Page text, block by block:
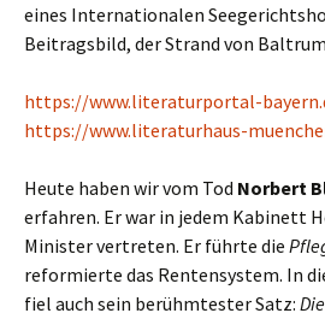
eines Internationalen
Beitragsbild, der Strand von
https://www.literaturportal-
https://www.literaturhaus-
Heute haben wir vom Tod Norbert
erfahren. Er war in jedem Kabinett
Minister vertreten. Er führte die
reformierte das Rentensystem. In
fiel auch sein berühmtester Satz: